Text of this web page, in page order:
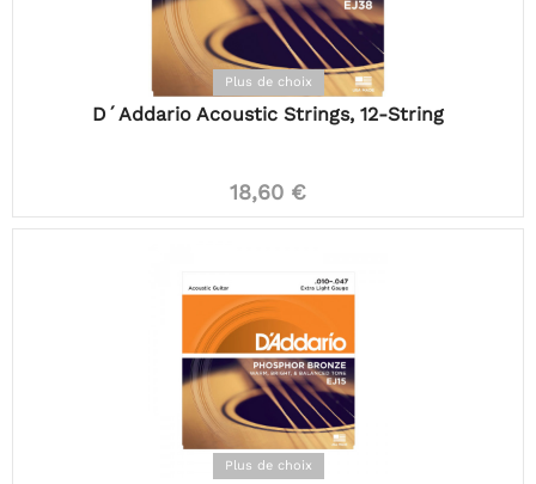
Plus de choix
D´Addario Acoustic Strings, 12-String
18,60 €
Plus de choix